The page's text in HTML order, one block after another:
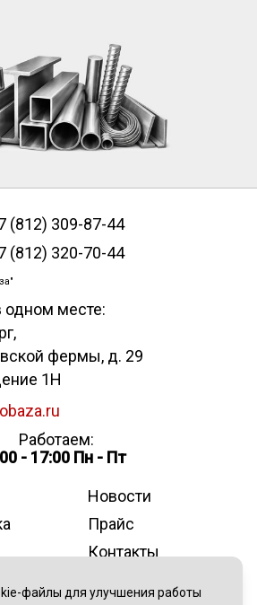
(812) 309-87-44
(812) 320-70-44
одном месте:
,
фермы, д. 29
1Н
Работаем:
- 17:00 Пн - Пт
Новости
Прайс
Контакты
файлы для улучшения работы